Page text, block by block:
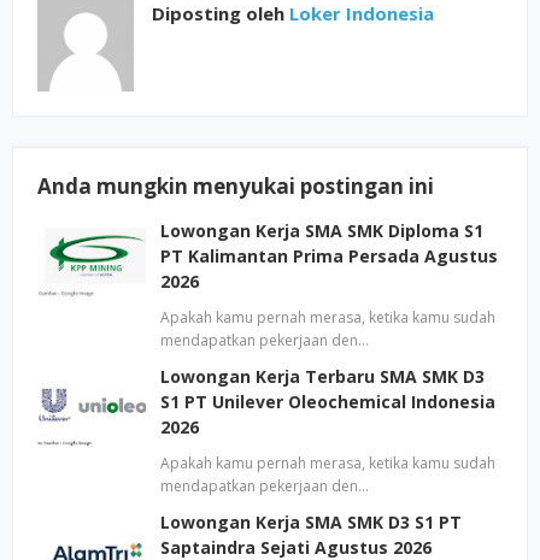
Diposting oleh Loker Indonesia
Anda mungkin menyukai postingan ini
Lowongan Kerja SMA SMK Diploma S1
PT Kalimantan Prima Persada Agustus
2026
Apakah kamu pernah merasa, ketika kamu sudah
mendapatkan pekerjaan den…
Lowongan Kerja Terbaru SMA SMK D3
S1 PT Unilever Oleochemical Indonesia
2026
Apakah kamu pernah merasa, ketika kamu sudah
mendapatkan pekerjaan den…
Lowongan Kerja SMA SMK D3 S1 PT
Saptaindra Sejati Agustus 2026